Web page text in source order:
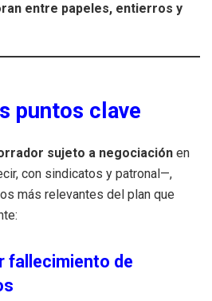
entre papeles, entierros y
puntos clave
sujeto a negociación en
con sindicatos y patronal—,
más relevantes del plan que
fallecimiento de